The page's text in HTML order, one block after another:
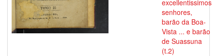
excellentissimos
senhores,
barão da Boa-
Vista ... e barão
de Suassuna
(t.2)